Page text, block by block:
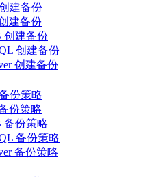
建备份
建备份
创建备份
创建备份
创建备份
份策略
份策略
备份策略
备份策略
备份策略